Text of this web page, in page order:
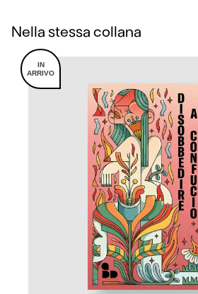
Nella stessa collana
IN
ARRIVO